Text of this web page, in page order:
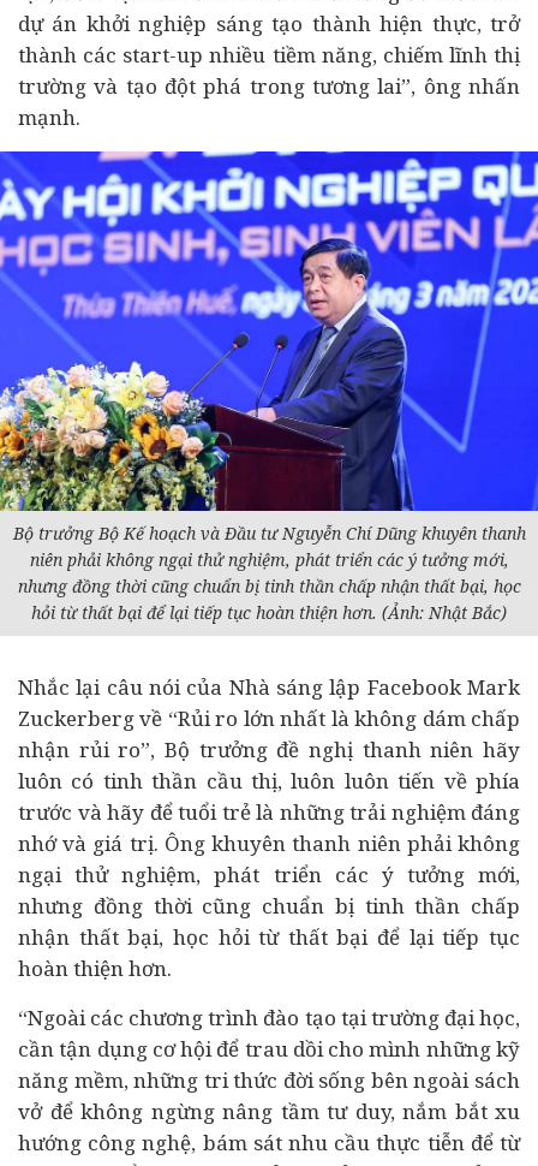
dự án khởi nghiệp sáng tạo thành hiện thực, trở
thành các start-up nhiều tiềm năng, chiếm lĩnh thị
trường và tạo đột phá trong tương lai”, ông nhấn
mạnh.
Bộ trưởng Bộ Kế hoạch và Đầu tư Nguyễn Chí Dũng khuyên thanh
niên phải không ngại thử nghiệm, phát triển các ý tưởng mới,
nhưng đồng thời cũng chuẩn bị tinh thần chấp nhận thất bại, học
hỏi từ thất bại để lại tiếp tục hoàn thiện hơn. (Ảnh: Nhật Bắc)
Nhắc lại câu nói của Nhà sáng lập Facebook Mark
Zuckerberg về “Rủi ro lớn nhất là không dám chấp
nhận rủi ro”, Bộ trưởng đề nghị thanh niên hãy
luôn có tinh thần cầu thị, luôn luôn tiến về phía
trước và hãy để tuổi trẻ là những trải nghiệm đáng
nhớ và giá trị. Ông khuyên thanh niên phải không
ngại thử nghiệm, phát triển các ý tưởng mới,
nhưng đồng thời cũng chuẩn bị tinh thần chấp
nhận thất bại, học hỏi từ thất bại để lại tiếp tục
hoàn thiện hơn.
“Ngoài các chương trình đào tạo tại trường đại học,
cần tận dụng cơ hội để trau dồi cho mình những kỹ
năng mềm, những tri thức đời sống bên ngoài sách
vở để không ngừng nâng tầm tư duy, nắm bắt xu
hướng công nghệ, bám sát nhu cầu thực tiễn để từ